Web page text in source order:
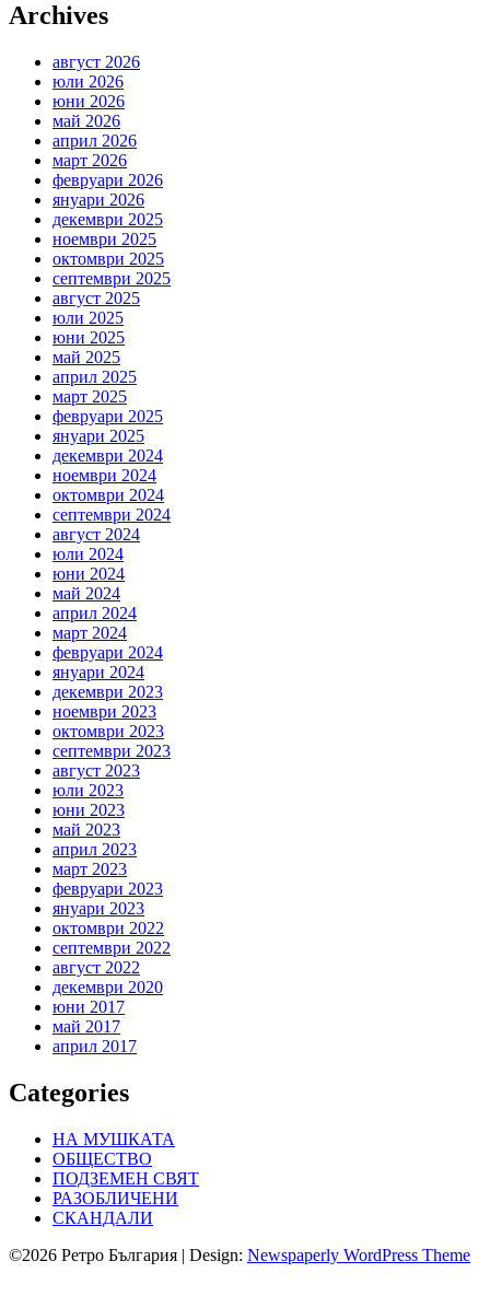
Archives
август 2026
юли 2026
юни 2026
май 2026
април 2026
март 2026
февруари 2026
януари 2026
декември 2025
ноември 2025
октомври 2025
септември 2025
август 2025
юли 2025
юни 2025
май 2025
април 2025
март 2025
февруари 2025
януари 2025
декември 2024
ноември 2024
октомври 2024
септември 2024
август 2024
юли 2024
юни 2024
май 2024
април 2024
март 2024
февруари 2024
януари 2024
декември 2023
ноември 2023
октомври 2023
септември 2023
август 2023
юли 2023
юни 2023
май 2023
април 2023
март 2023
февруари 2023
януари 2023
октомври 2022
септември 2022
август 2022
декември 2020
юни 2017
май 2017
април 2017
Categories
НА МУШКАТА
ОБЩЕСТВО
ПОДЗЕМЕН СВЯТ
РАЗОБЛИЧЕНИ
СКАНДАЛИ
©2026 Ретро България | Design: Newspaperly WordPress Theme